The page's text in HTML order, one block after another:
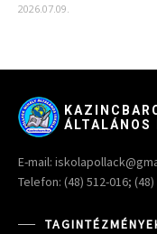
2026.07.09.
ÁLTALÁNOS
E-mail:
Telefon: (48) 512-016; (48)